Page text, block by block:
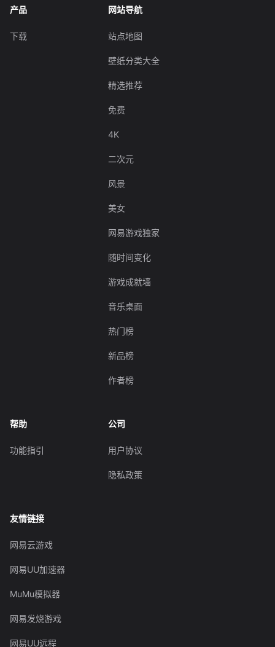
产品
下载
网站导航
站点地图
壁纸分类大全
精选推荐
免费
4K
二次元
风景
美女
网易游戏独家
随时间变化
游戏成就墙
音乐桌面
热门榜
新品榜
作者榜
帮助
功能指引
公司
用户协议
隐私政策
友情链接
网易云游戏
网易UU加速器
MuMu模拟器
网易发烧游戏
网易UU远程